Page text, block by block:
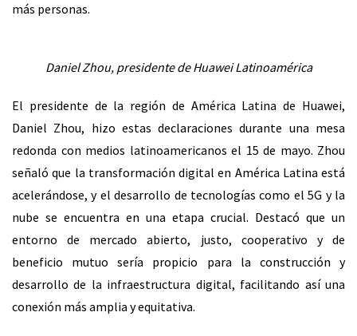
más personas.
Daniel Zhou, presidente de Huawei Latinoamérica
El presidente de la región de América Latina de Huawei,
Daniel Zhou, hizo estas declaraciones durante una mesa
redonda con medios latinoamericanos el 15 de mayo. Zhou
señaló que la transformación digital en América Latina está
acelerándose, y el desarrollo de tecnologías como el 5G y la
nube se encuentra en una etapa crucial. Destacó que un
entorno de mercado abierto, justo, cooperativo y de
beneficio mutuo sería propicio para la construcción y
desarrollo de la infraestructura digital, facilitando así una
conexión más amplia y equitativa.